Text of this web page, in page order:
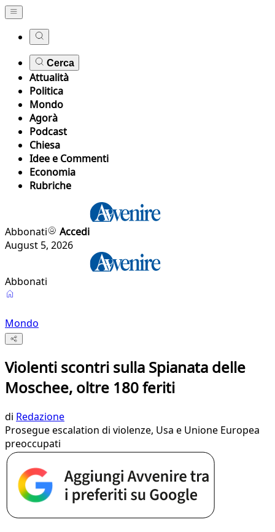
Cerca
Attualità
Politica
Mondo
Agorà
Podcast
Chiesa
Idee e Commenti
Economia
Rubriche
Abbonati
Accedi
August 5, 2026
Abbonati
Mondo
Violenti scontri sulla Spianata delle
Moschee, oltre 180 feriti
di Redazione
Prosegue escalation di violenze, Usa e Unione Europea
preoccupati